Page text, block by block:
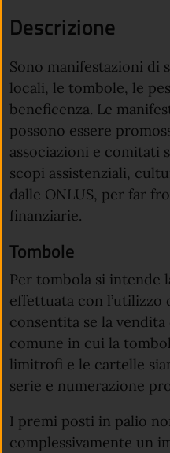
Descrizione
Sono manifestazioni di
locali, le tombole, le
beneficenza. Le
possono essere
associazioni e comitati
scopi assistenziali,
dalle ONLUS, per far
finanziarie.
Tombole
Per tombola si intende
effettuata con
consentita se la
comune in cui la
limitrofi e le cartelle
serie e numerazione
I premi posti in palio
complessivamente un